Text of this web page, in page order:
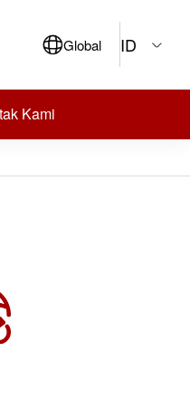
Global ID
Kami
Cari